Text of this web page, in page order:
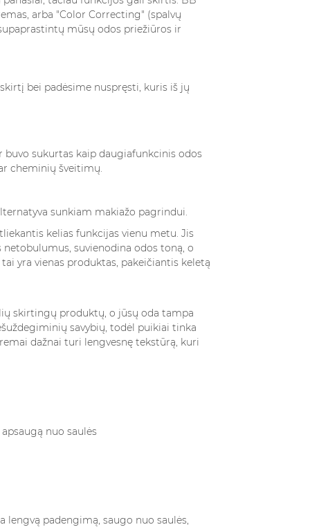
tik grožio
verta...
MEDIENOS
4228 peržiūros
Šiuolaikinė parfumerija
išskirtiniai kvapų stiliai –
gėlių ir...
Skaityti Daugiau
ar CC kremą?
arba "Color Correcting" (spalvų
mūsų odos priežiūros ir
bei padėsime nuspręsti, kuris iš jų
sukurtas kaip daugiafunkcinis odos
cheminių šveitimų.
sunkiam makiažo pagrindui.
kelias funkcijas vienu metu. Jis
suvienodina odos toną, o
yra vienas produktas, pakeičiantis keletą
skirtingų produktų, o jūsų oda tampa
savybių, todėl puikiai tinka
dažnai turi lengvesnę tekstūrą, kuri
nuo saulės
padengimą, saugo nuo saulės,